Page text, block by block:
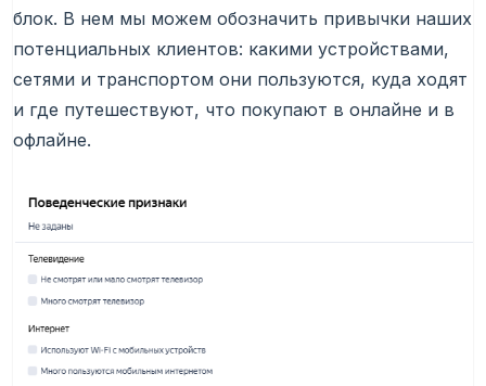
блок. В нем мы можем обозначить привычки наших
потенциальных клиентов: какими устройствами,
сетями и транспортом они пользуются, куда ходят
и где путешествуют, что покупают в онлайне и в
офлайне.